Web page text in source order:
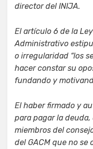
director del INIJA.
El artículo 6 de la
Administrativo
o irregularidad “los
hacer constar su
fundando y
El haber firmado y
para pagar la
miembros del
del GACM que no se